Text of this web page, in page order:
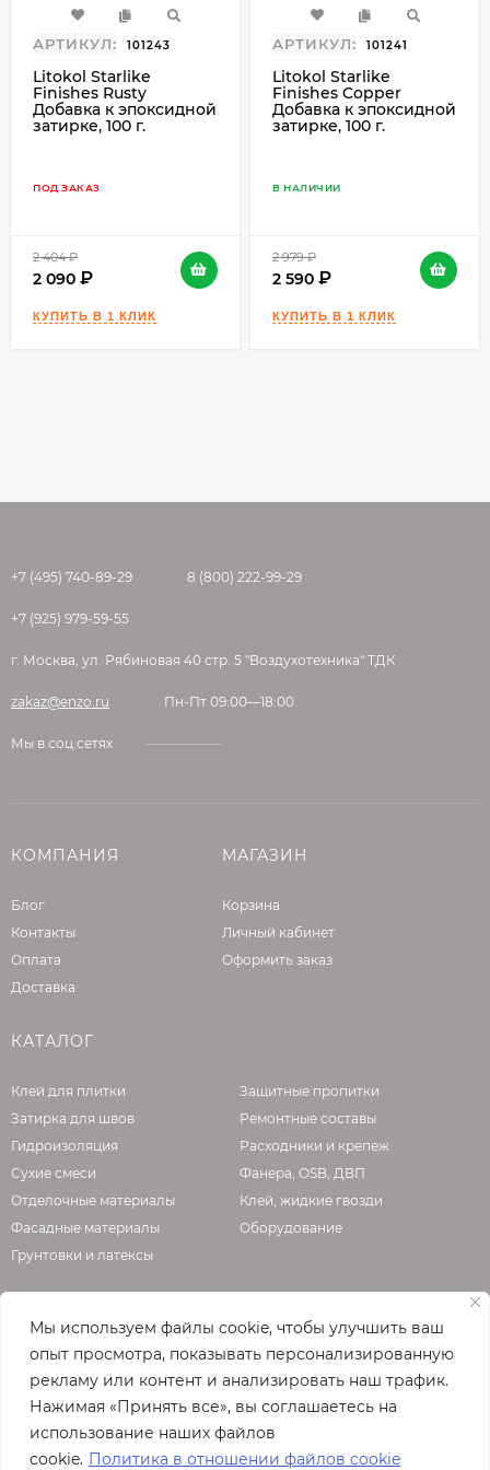
Мы используем файлы cookie, чтобы улучшить ваш
опыт просмотра, показывать персонализированную
рекламу или контент и анализировать наш трафик.
Нажимая «Принять все», вы соглашаетесь на
использование наших файлов
cookie. Политика в отношении файлов cookie
АРТИКУЛ: 101243
Litokol Starlike
Finishes Rusty
Добавка к эпоксидной
затирке, 100 г.
ПОД ЗАКАЗ
2 404
2 090
АРТИКУЛ: 101241
Litokol Starlike
Finishes Copper
Добавка к эпоксидной
затирке, 100 г.
В НАЛИЧИИ
2 979
2 590
+7 (495) 740-89-29 8 (800) 222-99-29
+7 (925) 979-59-55
г. Москва, ул. Рябиновая 40 стр. 5 "Воздухотехника" ТДК
zakaz@enzo.ru Пн-Пт 09:00—18:00
Мы в соц.сетях
КОМПАНИЯ
Блог
Контакты
Оплата
Доставка
МАГАЗИН
Корзина
Личный кабинет
Оформить заказ
КАТАЛОГ
Клей для плитки
Затирка для швов
Гидроизоляция
Сухие смеси
Отделочные материалы
Фасадные материалы
Грунтовки и латексы
Защитные пропитки
Ремонтные составы
Расходники и крепеж
Фанера, OSB, ДВП
Клей, жидкие гвозди
Оборудование
О КОМПАНИИ
Официальная страница сайта
Полная версия сайта